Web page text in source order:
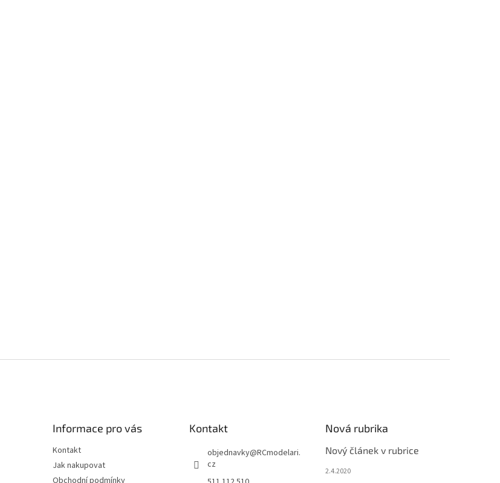
Informace pro vás
Kontakt
Jak nakupovat
Obchodní podmínky
Kontakt
objednavky@RCmodelari.
cz
Nová rubrika
Nový článek v rubrice
2.4.2020